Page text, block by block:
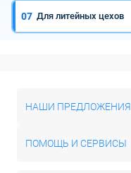
07 Для литейных цехов
НАШИ ПРЕДЛОЖЕНИЯ
ПОМОЩЬ И СЕРВИСЫ